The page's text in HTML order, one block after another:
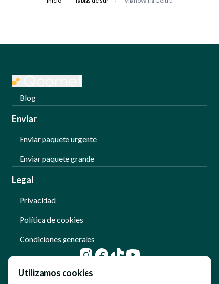
Blog
Enviar
Enviar paquete urgente
Enviar paquete grande
Legal
Privacidad
Política de cookies
Condiciones generales
Utilizamos cookies